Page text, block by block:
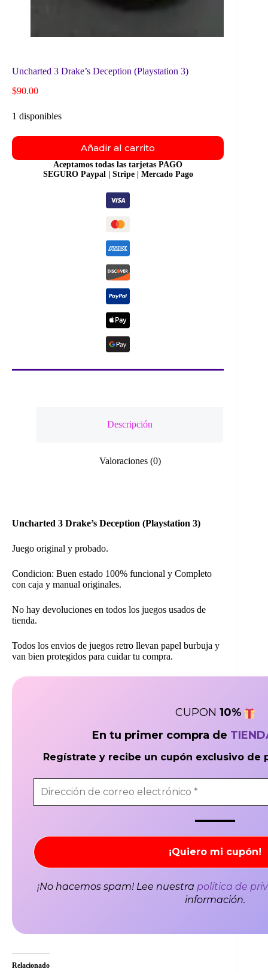
Uncharted 3 Drake’s Deception (Playstation 3)
$90.00
1 disponibles
Añadir al carrito
Aceptamos todas las tarjetas PAGO
SEGURO Paypal | Stripe | Mercado Pago
Descripción
Valoraciones (0)
Uncharted 3 Drake’s Deception (Playstation 3)
Juego original y probado.
Condicion: Buen estado 100% funcional y Completo
con caja y manual originales.
No hay devoluciones en todos los juegos usados de
tienda.
Todos los envios de juegos retro llevan papel burbuja y
van bien protegidos para cuidar tu compra.
CUPON 10%
En tu primer compra de
Regístrate y recibe un cupón exclusivo de
¡No hacemos spam! Lee nuestra política de
información.
Relacionado